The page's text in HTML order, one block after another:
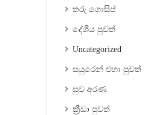
තරු ගොසිප්
දේශීය පුවත්
Uncategorized
සයුරෙන් එහා පුවත්
සුව අරණ
ක්‍රීඩා පුවත්